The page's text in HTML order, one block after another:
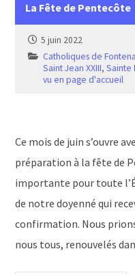
La Fête de Pentecôte
5 juin 2022
Catholiques de
Saint Jean XXIII,Sainte
vu en page d'accueil
Ce mois de juin s’ouvre
préparation à la fête de
importante pour toute
de notre doyenné qui
confirmation. Nous
nous tous, renouvelés